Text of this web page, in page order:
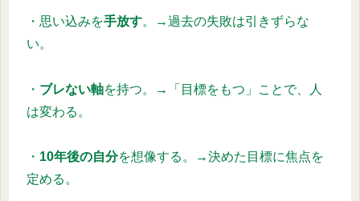
・思い込みを手放す。→過去の失敗は引きずらな
い。
・ ブレない軸を持つ。→「目標をもつ」ことで、人
は変わる。
・ 10年後の自分を想像する。→決めた目標に焦点を
定める。